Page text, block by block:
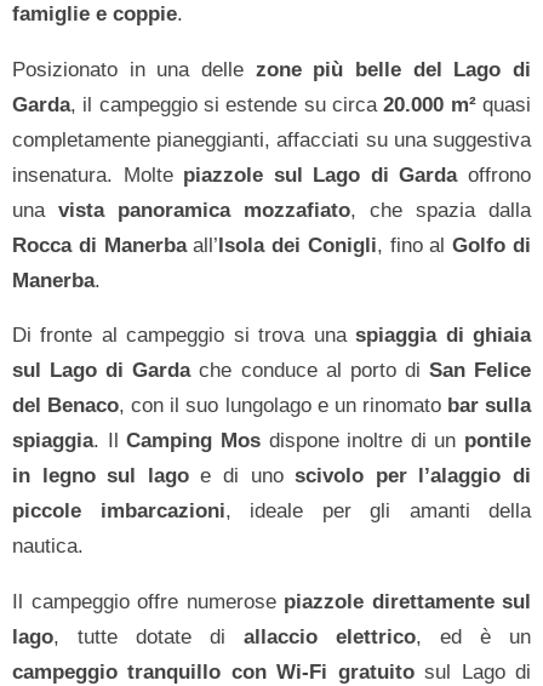
famiglie e coppie.
Posizionato in una delle zone più belle del Lago di
Garda, il campeggio si estende su circa20.000 m²quasi
completamente pianeggianti, affacciati su una suggestiva
insenatura. Molte piazzole sul Lago di Gardaoffrono
una vista panoramica mozzafiato, che spazia dalla
Rocca di Manerbaall’Isola dei Conigli, fino alGolfo di
Manerba.
Di fronte al campeggio si trova unaspiaggia di ghiaia
sul Lago di Gardache conduce al porto di San Felice
del Benaco, con il suo lungolago e un rinomato bar sulla
spiaggia. IlCamping Mosdispone inoltre di un pontile
in legno sul lagoe di unoscivolo per l’alaggio di
piccole imbarcazioni, ideale per gli amanti della
nautica.
Il campeggio offre numerose piazzole direttamente sul
lago, tutte dotate di allaccio elettrico, ed è un
campeggio tranquillo con Wi-Fi gratuitosul Lago di